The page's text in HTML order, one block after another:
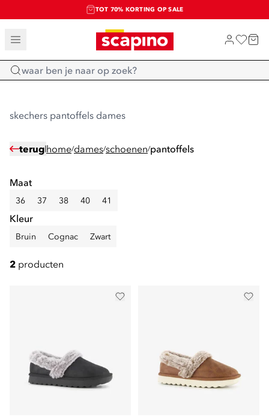
TOT 70% KORTING OP SALE
SALE: LAATSTE KANS!
SHOP NIEUW
Home
skechers pantoffels dames
terug home/dames/schoenen/pantoffels
Maat
36 37 38 40 41
Kleur
Bruin Cognac Zwart
2 producten